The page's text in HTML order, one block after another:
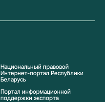
Национальный правовой
Интернет-портал Республики
Беларусь
Портал информационной
поддержки экспорта